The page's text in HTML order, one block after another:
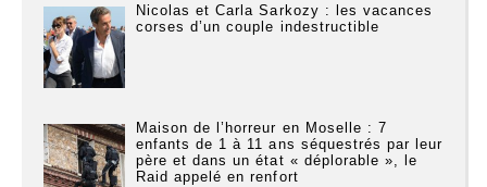
Nicolas et Carla Sarkozy : les vacances
corses d’un couple indestructible
Maison de l’horreur en Moselle : 7
enfants de 1 à 11 ans séquestrés par leur
père et dans un état « déplorable », le
Raid appelé en renfort